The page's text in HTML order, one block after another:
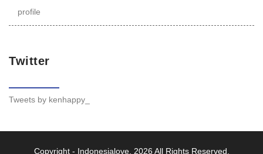
profile
Twitter
Tweets by kenhappy_
Copyright - Indonesialove, 2026 All Rights Reserved.